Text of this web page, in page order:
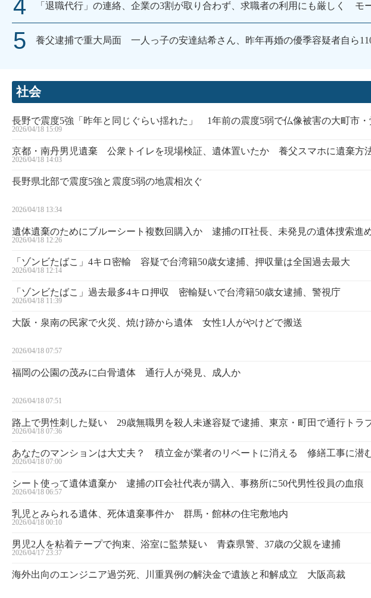
「退職代行」の連絡、企業の3割が取り合わず、求職者の利用にも厳しく モ
養父逮捕で重大局面 一人っ子の安達結希さん、昨年再婚の優季容疑者自ら
社会
長野で震度5強「昨年と同じぐらい揺れた」 1年前の震度5弱で仏像被害の大町市・
2026/04/18 15:09
京都・南丹男児遺棄 公衆トイレを現場検証、遺体置いたか 養父スマホに遺棄方
2026/04/18 14:03
長野県北部で震度5強と震度5弱の地震相次ぐ
2026/04/18 13:34
遺体遺棄のためにブルーシート複数回購入か 逮捕のIT社長、未発見の遺体捜索進
2026/04/18 12:26
「ゾンビたばこ」4キロ密輸 容疑で台湾籍50歳女逮捕、押収量は全国過去最大
2026/04/18 12:14
「ゾンビたばこ」過去最多4キロ押収 密輸疑いで台湾籍50歳女逮捕、警視庁
2026/04/18 11:39
大阪・泉南の民家で火災、焼け跡から遺体 女性1人がやけどで搬送
2026/04/18 07:57
福岡の公園の茂みに白骨遺体 通行人が発見、成人か
2026/04/18 07:51
路上で男性刺した疑い 29歳無職男を殺人未遂容疑で逮捕、東京・町田で通行トラ
2026/04/18 07:36
あなたのマンションは大丈夫？ 積立金が業者のリベートに消える 修繕工事に潜
2026/04/18 07:00
シート使って遺体遺棄か 逮捕のIT会社代表が購入、事務所に50代男性役員の血痕
2026/04/18 06:57
乳児とみられる遺体、死体遺棄事件か 群馬・館林の住宅敷地内
2026/04/18 00:10
男児2人を粘着テープで拘束、浴室に監禁疑い 青森県警、37歳の父親を逮捕
2026/04/17 23:37
海外出向のエンジニア過労死、川重異例の解決金で遺族と和解成立 大阪高裁